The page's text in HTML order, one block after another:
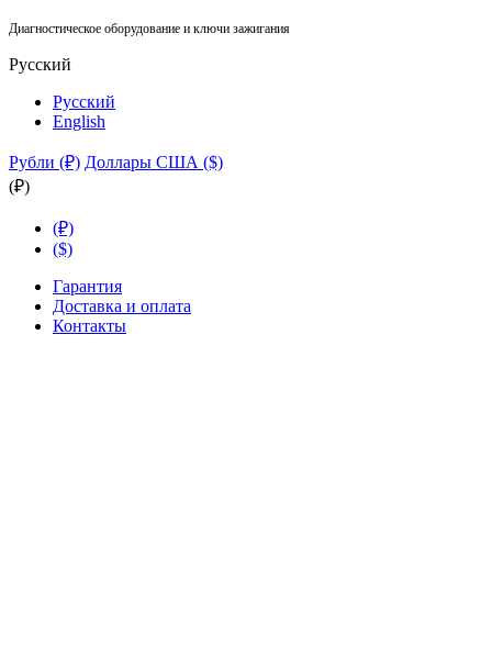
Диагностическое оборудование и ключи зажигания
Русский
Русский
English
Рубли (₽) Доллары США ($)
(₽)
(₽)
($)
Гарантия
Доставка и оплата
Контакты